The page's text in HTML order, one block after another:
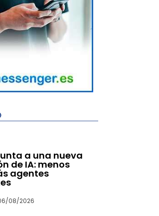
a una nueva
de IA: menos
agentes
08/2026